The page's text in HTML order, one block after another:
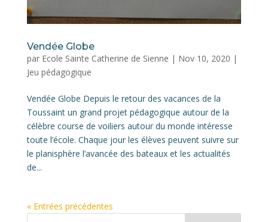
Vendée Globe
par Ecole Sainte Catherine de Sienne | Nov 10, 2020 |
Jeu pédagogique
Vendée Globe Depuis le retour des vacances de la
Toussaint un grand projet pédagogique autour de la
célèbre course de voiliers autour du monde intéresse
toute l’école. Chaque jour les élèves peuvent suivre sur
le planisphère l’avancée des bateaux et les actualités
de...
« Entrées précédentes